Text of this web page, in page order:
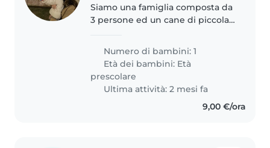
Siamo una famiglia composta da
3 persone ed un cane di piccola
tempo pieno, ci siamo trasferiti
da poco a Lucca ed,
occasionalmente, al bisogno,
potremmo..
Numero di bambini: 1
Età dei bambini: Età
prescolare
Ultima attività: 2 mesi fa
9,00 €/ora